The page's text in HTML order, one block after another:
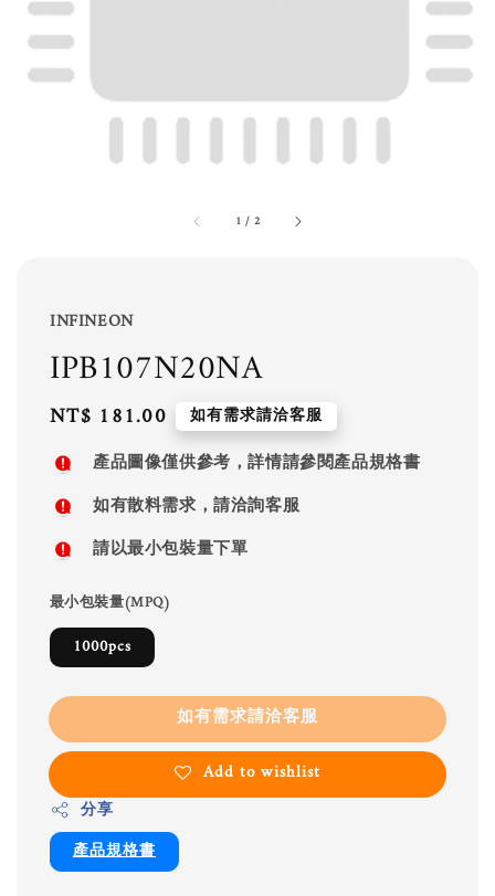
1 / 2
INFINEON
IPB107N20NA
Regular
price
NT$ 181.00 如有需求請洽客服
產品圖像僅供參考，詳情請參閱產品規格書
如有散料需求，請洽詢客服
請以最小包裝量下單
最小包裝量(MPQ)
1000pcs
如有需求請洽客服
Add to wishlist
分享
產品規格書